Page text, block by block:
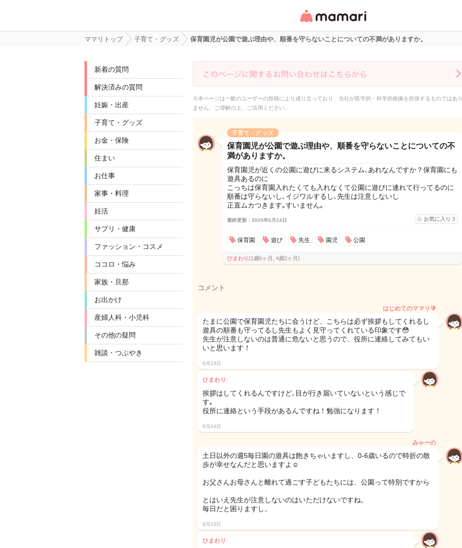
リ・情報サイト
ママリトップ 子育て・グッズ 保育園児が公園で遊ぶ理由や、順番を守らないことについての不満がありますか。
新着の質問
解決済みの質問
妊娠・出産
子育て・グッズ
お金・保険
住まい
お仕事
家事・料理
妊活
サプリ・健康
ファッション・コスメ
ココロ・悩み
家族・旦那
お出かけ
産婦人科・小児科
その他の疑問
雑談・つぶやき
※本ページは一般のユーザーの投稿により成り立っており、当社が医学的・科学的根拠を担保するものではあり
ません。ご理解の上、ご活用ください。
子育て・グッズ
保育園児が公園で遊ぶ理由や、順番を守らないことについての不
満がありますか。
保育園児が近くの公園に遊びに来るシステム､あれなんですか？保育園にも
遊具あるのに
こっちは保育園入れたくても入れなくて公園に遊びに連れて行ってるのに
順番は守らないし､イジワルするし､先生は注意しないし
正直ムカつきます｡すいません｡
最終更新：2025年6月24日 お気に入り 3
保育園 遊び 先生 園児 公園
ひまわり(1歳6ヶ月, 4歳2ヶ月)
コメント
はじめてのママリ🔰
たまに公園で保育園児たちに会うけど、こちらは必ず挨拶もしてくれるし
遊具の順番も守ってるし先生もよく見守ってくれている印象です😳
先生が注意しないのは普通に危ないと思うので、役所に連絡してみてもい
いと思います！
6月23日
ひまわり
挨拶はしてくれるんですけど､目が行き届いていないという感じで
す｡
役所に連絡という手段があるんですね！勉強になります！
6月24日
みゃーの
土日以外の週5毎日園の遊具は飽きちゃいますし、0-6歳いるので時折の散
歩が幸せなんだと思いますよ☺️
お父さんお母さんと離れて過ごす子どもたちには、公園って特別ですから
とはいえ先生が注意しないのはいただけないですね。
毎日だと困りますし。
6月23日
ひまわり